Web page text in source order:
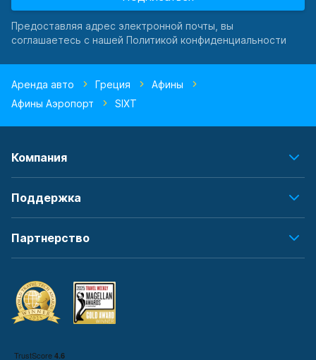
Предоставляя адрес электронной почты, вы
соглашаетесь с нашей Политикой конфиденциальности
Аренда авто Греция
Афины
Афины Аэропорт
SIXT
Компания
Поддержка
Партнерство